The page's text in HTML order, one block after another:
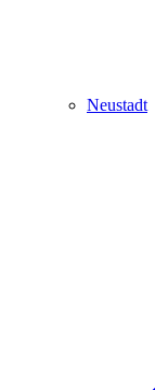
Neustadt